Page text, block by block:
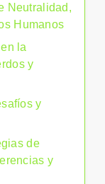
Neutralidad,
Humanos
la
y
y
de
y